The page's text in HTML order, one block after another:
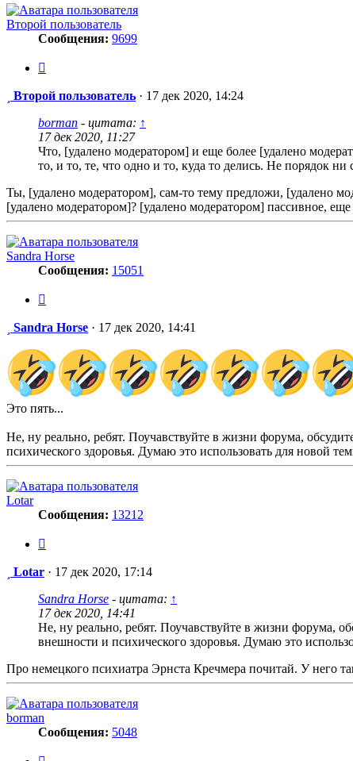
Второй пользователь
Сообщения: 9699
Сообщение
Второй пользователь · 17 дек 2020, 14:24
borman - цитата: ↑
17 дек 2020, 11:27
Что, [удалено модератором] и еще более [удалено
то, и то, те, что одно и то, куда то делись. Не порядок ни
Ты, [удалено модератором], сам-то тему предложи, [удалено
[удалено модератором]? [удалено модератором] пассивное,
Sandra Horse
Сообщения: 15051
Сообщение
Sandra Horse · 17 дек 2020, 14:41
Это пять...
Не, ну реально, ребят. Поучавствуйте в жизни форума,
психического здоровья. Думаю это использовать для новой
Lotar
Сообщения: 13212
Сообщение
Lotar · 17 дек 2020, 17:14
Sandra Horse - цитата: ↑
17 дек 2020, 14:41
Не, ну реально, ребят. Поучавствуйте в жизни форума,
внешности и психического здоровья. Думаю это
Про немецкого психиатра Эрнста Кречмера почитай. У него
borman
Сообщения: 5048